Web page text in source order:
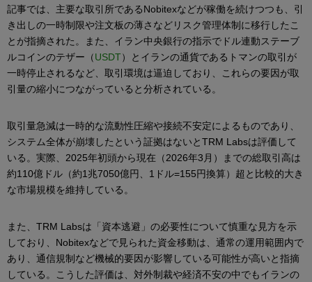
記事では、主要な取引所であるNobitexなどが稼働を続けつつも、引
き出しの一時制限や注文板の薄さなどリスク管理体制に移行したこ
とが指摘された。また、イラン中央銀行の指示でドル連動ステーブ
ルコインのテザー（USDT）とイランの通貨であるトマンの取引が
一時停止されるなど、取引環境は逼迫しており、これらの要因が取
引量の縮小につながっていると分析されている。
取引量急減は一時的な流動性圧縮や接続不安定によるものであり、
システム全体が崩壊したという証拠はないとTRM Labsは評価して
いる。実際、2025年初頭から現在（2026年3月）までの総取引高は
約110億ドル（約1兆7050億円、1ドル=155円換算）超と比較的大き
な市場規模を維持している。
また、TRM Labsは「資本逃避」の必要性について慎重な見方を示
しており、Nobitexなどで見られた資金移動は、通常の運用範囲内で
あり、通信規制など機械的要因が影響している可能性が高いと指摘
している。こうした評価は、対外制裁や経済不安の中でもイランの